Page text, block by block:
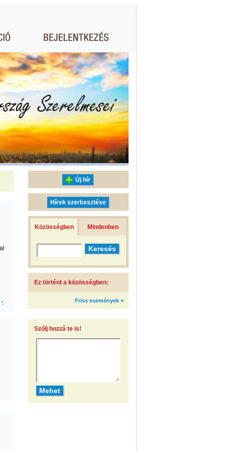
Új hír
Hírek szerkesztése
Közösségben Mindenben
Ez történt a közösségben:
Friss események »
Szólj hozzá te is!